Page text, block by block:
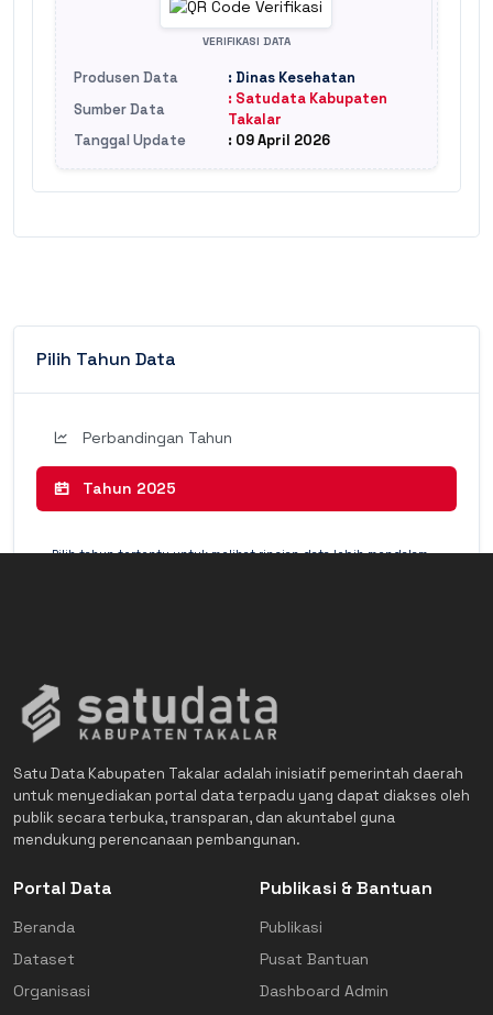
VERIFIKASI DATA
Produsen Data
: Dinas Kesehatan
Sumber Data
: Satudata Kabupaten
Takalar
Tanggal Update
: 09 April 2026
Pilih Tahun Data
Perbandingan Tahun
Tahun 2025
Pilih tahun tertentu untuk melihat rincian data lebih mendalam
Satu Data Kabupaten Takalar adalah inisiatif pemerintah daerah
untuk menyediakan portal data terpadu yang dapat diakses oleh
publik secara terbuka, transparan, dan akuntabel guna
mendukung perencanaan pembangunan.
Portal Data
Beranda
Dataset
Organisasi
Publikasi & Bantuan
Publikasi
Pusat Bantuan
Dashboard Admin